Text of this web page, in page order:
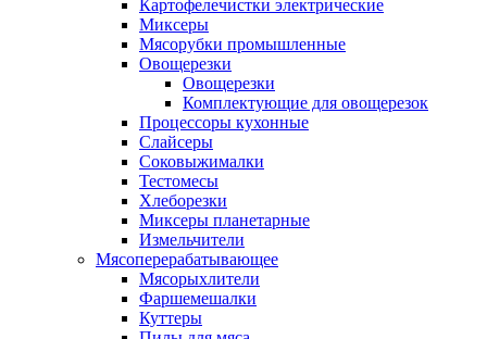
Картофелечистки электрические
Миксеры
Мясорубки промышленные
Овощерезки
Овощерезки
Комплектующие для овощерезок
Процессоры кухонные
Слайсеры
Соковыжималки
Тестомесы
Хлеборезки
Миксеры планетарные
Измельчители
Мясоперерабатывающее
Мясорыхлители
Фаршемешалки
Куттеры